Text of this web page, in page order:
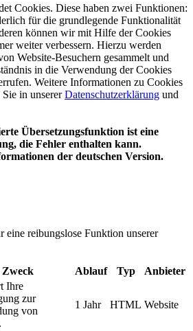
Cookies. Diese haben zwei Funktionen:
für die grundlegende Funktionalität
können wir mit Hilfe der Cookies
weiter verbessern. Hierzu werden
Website-Besuchern gesammelt und
in die Verwendung der Cookies
Weitere Informationen zu Cookies
in unsererDatenschutzerklärung und
Übersetzungsfunktion ist eine
die Fehler enthalten kann.
der deutschen Version.
eine reibungslose Funktion unserer
Zweck Ablauf Typ Anbieter
Ihre
zur
von
1 Jahr HTML Website